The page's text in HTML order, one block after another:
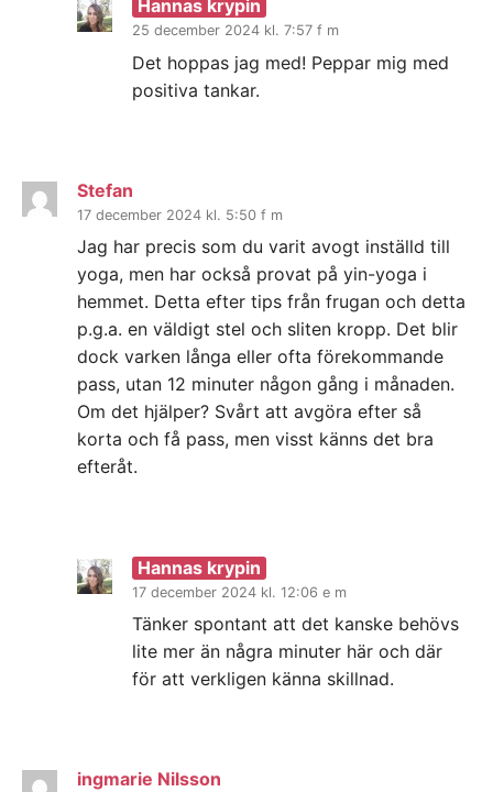
Hannas krypin
25 december 2024 kl. 7:57 f m
Det hoppas jag med! Peppar mig med
positiva tankar.
Stefan
17 december 2024 kl. 5:50 f m
Jag har precis som du varit avogt inställd till
yoga, men har också provat på yin-yoga i
hemmet. Detta efter tips från frugan och detta
p.g.a. en väldigt stel och sliten kropp. Det blir
dock varken långa eller ofta förekommande
pass, utan 12 minuter någon gång i månaden.
Om det hjälper? Svårt att avgöra efter så
korta och få pass, men visst känns det bra
efteråt.
Hannas krypin
17 december 2024 kl. 12:06 e m
Tänker spontant att det kanske behövs
lite mer än några minuter här och där
för att verkligen känna skillnad.
ingmarie Nilsson